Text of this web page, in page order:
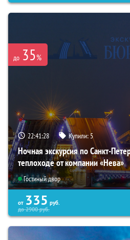
до 35%
22:41:27 Купили:5
Ночная экскурсия по Санкт-
теплоходе от компании «Нева»
Гостиный двор
от 335 руб.
до2900руб.